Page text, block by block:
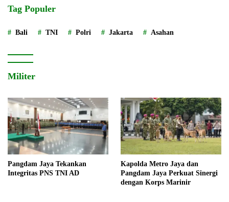
Tag Populer
Bali TNI Polri Jakarta Asahan
Militer
Pangdam Jaya Tekankan
Integritas PNS TNI AD
Kapolda Metro Jaya dan
Pangdam Jaya Perkuat Sinergi
dengan Korps Marinir